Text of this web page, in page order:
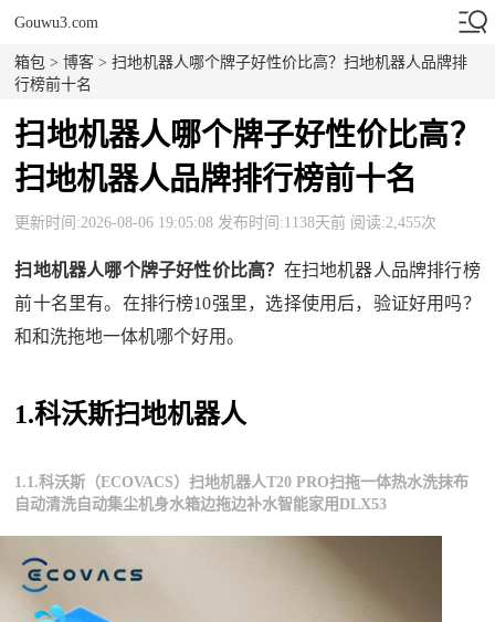
Gouwu3.com
箱包 >博客 > 扫地机器人哪个牌子好性价比高？扫地机器人品牌排
行榜前十名
扫地机器人哪个牌子好性价比高？
扫地机器人品牌排行榜前十名
更新时间:2026-08-06 19:05:08 发布时间:1138天前 阅读:2,455次
扫地机器人哪个牌子好性价比高？ 在扫地机器人品牌排行榜
前十名里有。在排行榜10强里，选择使用后，验证好用吗？
和和洗拖地一体机哪个好用。
1.科沃斯扫地机器人
1.1.科沃斯（ECOVACS）扫地机器人T20 PRO扫拖一体热水洗抹布
自动清洗自动集尘机身水箱边拖边补水智能家用DLX53